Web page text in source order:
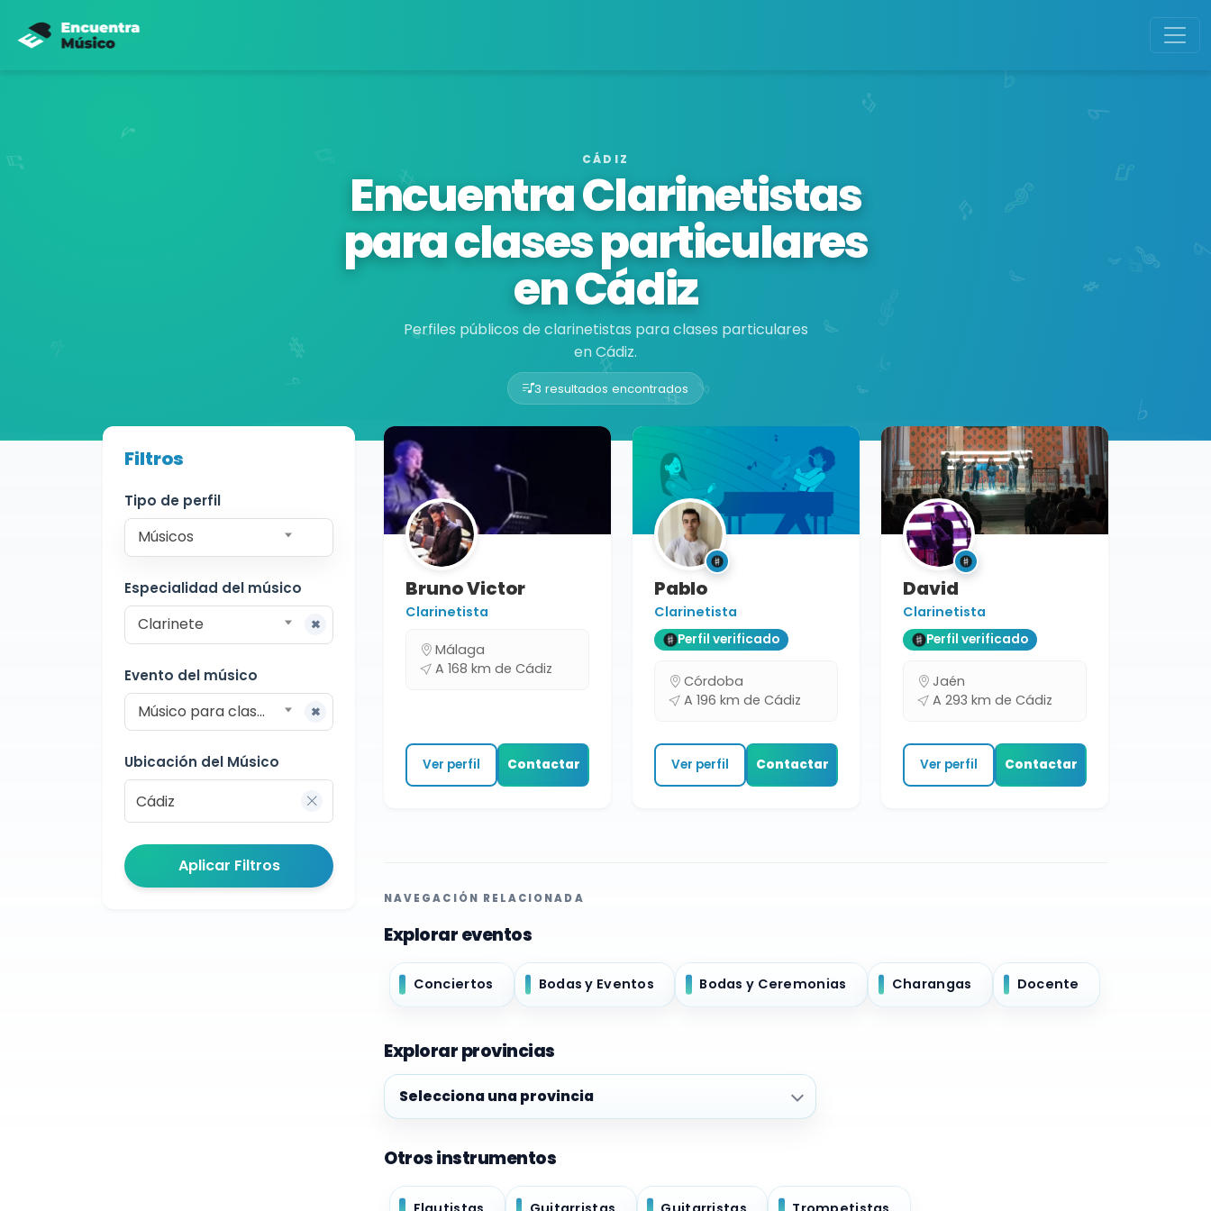
CÁDIZ
Encuentra Clarinetistas
para clases particulares
en Cádiz
Perfiles públicos de clarinetistas para clases particulares
en Cádiz.
3 resultados encontrados
Buscador de músicos
Músicos
Cádiz
Filtros
Tipo de perfil
Músicos
Especialidad del músico
Clarinete
Evento del músico
Músico para clases particulares
Ubicación del Músico
Aplicar Filtros
Bruno Victor
Clarinetista
Málaga
A 168 km de Cádiz
Ver perfil Contactar
Pablo
Clarinetista
Perfil verificado
Córdoba
A 196 km de Cádiz
Ver perfil Contactar
David
Clarinetista
Perfil verificado
Jaén
A 293 km de Cádiz
Ver perfil Contactar
NAVEGACIÓN RELACIONADA
Explorar eventos
Conciertos Bodas y Eventos Bodas y Ceremonias Charangas Docente
Explorar provincias
Explorar provincias
Otros instrumentos